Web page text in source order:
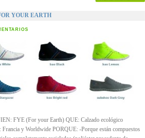
YOUR EARTH
FYE (For your Earth) QUE: Calzado ecológico
y Worldwide PORQUE: -Porque están compuestos